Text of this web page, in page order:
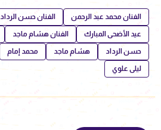
الفنان محمد عبد الرحمن الفنان حسن الرداد
عيد الأضحى المبارك الفنان هشام ماجد
حسن الرداد هشام ماجد محمد إمام
ليلى علوي